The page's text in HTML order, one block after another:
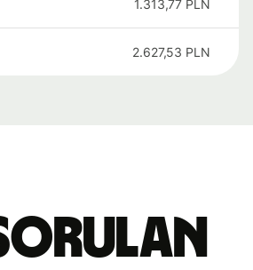
1.313,77 PLN
2.627,53 PLN
sorulan